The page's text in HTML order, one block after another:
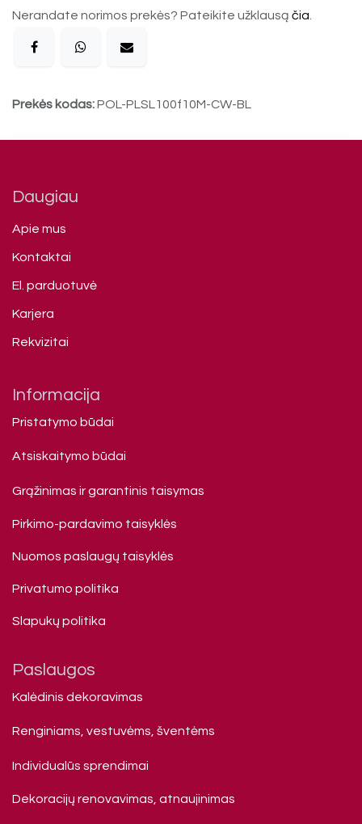
Nerandate norimos prekės? Pateikite užklausą čia
Prekės kodas:POL-PLSL100f10M-CW-BL
Daugiau
Apie mus
Kontaktai
El. parduotuvė
Karjera
Rekvizitai
Informacija
Pristatymo būdai
Atsiskaitymo būdai
Grąžinimas ir garantinis taisymas
Pirkimo-pardavimo taisyklės
Nuomos paslaugų taisyklės
Privatumo politika
Slapukų politika
Paslaugos
Kalėdinis dekoravimas
Renginiams, vestuvėms, šventėms
Individualūs sprendimai
Dekoracijų renovavimas, atnaujinimas